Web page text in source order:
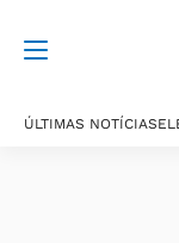
ÚLTIMAS NOTÍCIAS